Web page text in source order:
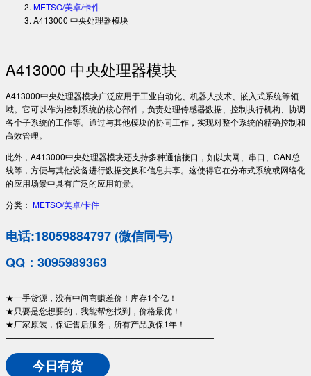
METSO/美卓/卡件
A413000 中央处理器模块
A413000 中央处理器模块
A413000中央处理器模块广泛应用于工业自动化、机器人技术、嵌入式系统等领
域。它可以作为控制系统的核心部件，负责处理传感器数据、控制执行机构、协调
各个子系统的工作等。通过与其他模块的协同工作，实现对整个系统的精确控制和
高效管理。
此外，A413000中央处理器模块还支持多种通信接口，如以太网、串口、CAN总
线等，方便与其他设备进行数据交换和信息共享。这使得它在分布式系统或网络化
的应用场景中具有广泛的应用前景。
分类： METSO/美卓/卡件
电话:18059884797 (微信同号)
QQ：3095989363
—————————————————————————
★一手货源，没有中间商赚差价！库存1个亿！
★只要是您想要的，我能帮您找到，价格最优！
★厂家原装，保证售后服务，所有产品质保1年！
—————————————————————————
今日有货